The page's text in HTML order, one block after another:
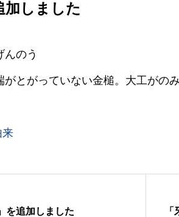
いて
加しました
んのう
がとがっていない金槌。大工がの
来
を追加しました